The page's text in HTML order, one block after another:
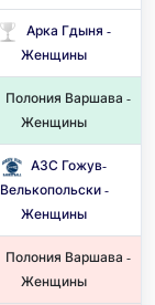
Арка Гдыня -
Женщины
Полония Варшава -
Женщины
АЗС Гожув-
Велькопольски -
Женщины
Полония Варшава -
Женщины